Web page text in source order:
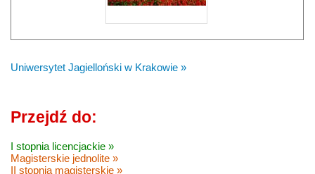
Uniwersytet Jagielloński w Krakowie »
Przejdź do:
I stopnia licencjackie »
Magisterskie jednolite »
II stopnia magisterskie »